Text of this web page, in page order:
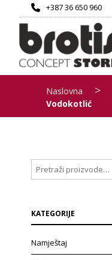
+387 36 650 960
Naslovna >
Vodokotlić
KATEGORIJE
Namještaj